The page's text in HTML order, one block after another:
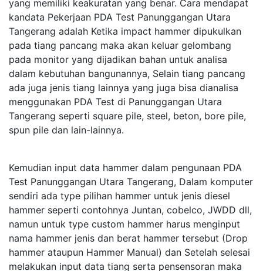
yang memiliki keakuratan yang benar. Cara mendapat
kandata Pekerjaan PDA Test Panunggangan Utara
Tangerang adalah Ketika impact hammer dipukulkan
pada tiang pancang maka akan keluar gelombang
pada monitor yang dijadikan bahan untuk analisa
dalam kebutuhan bangunannya, Selain tiang pancang
ada juga jenis tiang lainnya yang juga bisa dianalisa
menggunakan PDA Test di Panunggangan Utara
Tangerang seperti square pile, steel, beton, bore pile,
spun pile dan lain-lainnya.
Kemudian input data hammer dalam pengunaan PDA
Test Panunggangan Utara Tangerang, Dalam komputer
sendiri ada type pilihan hammer untuk jenis diesel
hammer seperti contohnya Juntan, cobelco, JWDD dll,
namun untuk type custom hammer harus menginput
nama hammer jenis dan berat hammer tersebut (Drop
hammer ataupun Hammer Manual) dan Setelah selesai
melakukan input data tiang serta pensensoran maka